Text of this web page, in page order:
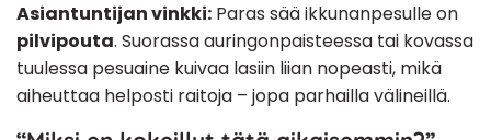
Asiantuntijan vinkki: Paras sää ikkunanpesulle on
pilvipouta. Suorassa auringonpaisteessa tai kovassa
tuulessa pesuaine kuivaa lasiin liian nopeasti, mikä
aiheuttaa helposti raitoja – jopa parhailla välineillä.